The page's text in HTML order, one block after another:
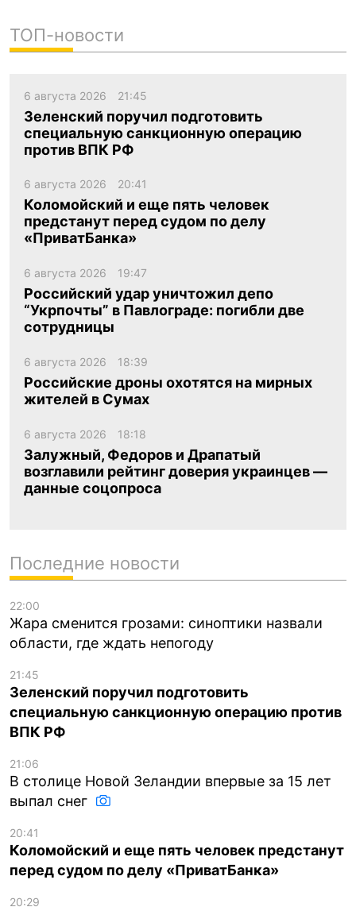
ТОП-новости
6 августа 2026 21:45
Зеленский поручил подготовить
специальную санкционную операцию
против ВПК РФ
6 августа 2026 20:41
Коломойский и еще пять человек
предстанут перед судом по делу
«ПриватБанка»
6 августа 2026 19:47
Российский удар уничтожил депо
“Укрпочты” в Павлограде: погибли две
сотрудницы
6 августа 2026 18:39
Российские дроны охотятся на мирных
жителей в Сумах
6 августа 2026 18:18
Залужный, Федоров и Драпатый
возглавили рейтинг доверия украинцев —
данные соцопроса
Последние новости
22:00
Жара сменится грозами: синоптики назвали
области, где ждать непогоду
21:45
Зеленский поручил подготовить
специальную санкционную операцию против
ВПК РФ
21:06
В столице Новой Зеландии впервые за 15 лет
выпал снег
20:41
Коломойский и еще пять человек предстанут
перед судом по делу «ПриватБанка»
20:29